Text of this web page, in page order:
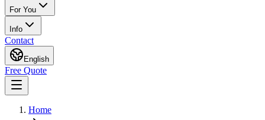
For You
Info
Contact
English
Free Quote
Home